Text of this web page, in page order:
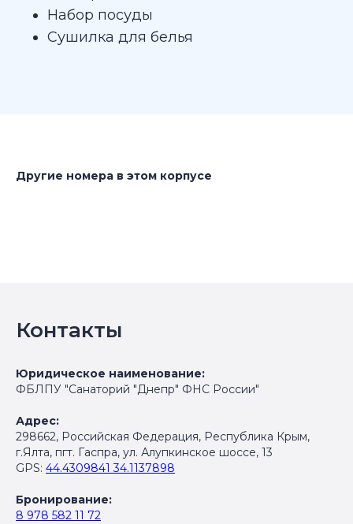
Набор посуды
Сушилка для белья
Другие номера в этом корпусе
Контакты
Юридическое наименование:
ФБЛПУ "Санаторий "Днепр" ФНС России"
Адрес:
298662, Российская Федерация, Республика Крым,
г.Ялта, пгт. Гаспра, ул. Алупкинское шоссе, 13
GPS: 44.4309841 34.1137898
Бронирование:
8 978 582 11 72